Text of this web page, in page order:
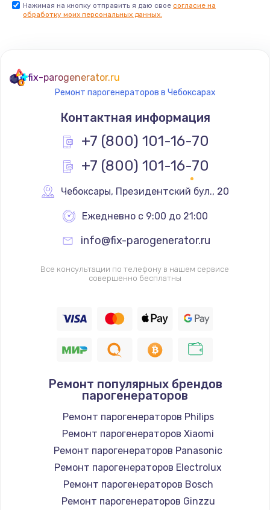
Нажимая на кнопку отправить я даю свое согласие на
обработку моих персональных данных.
fix-parogenerator.ru
Ремонт парогенераторов в Чебоксарах
Контактная информация
+7 (800) 101-16-70
+7 (800) 101-16-70
Чебоксары, Президентский бул., 20
Ежедневно с 9:00 до 21:00
info@fix-parogenerator.ru
Все консультации по телефону в нашем сервисе
совершенно бесплатны
Ремонт популярных брендов
парогенераторов
Ремонт парогенераторов Philips
Ремонт парогенераторов Xiaomi
Ремонт парогенераторов Panasonic
Ремонт парогенераторов Electrolux
Ремонт парогенераторов Bosch
Ремонт парогенераторов Ginzzu